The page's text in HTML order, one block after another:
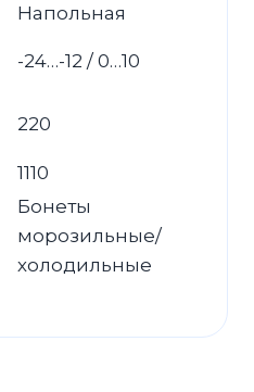
Напольная
-24…-12 / 0…10
220
1110
Бонеты
морозильные/
холодильные